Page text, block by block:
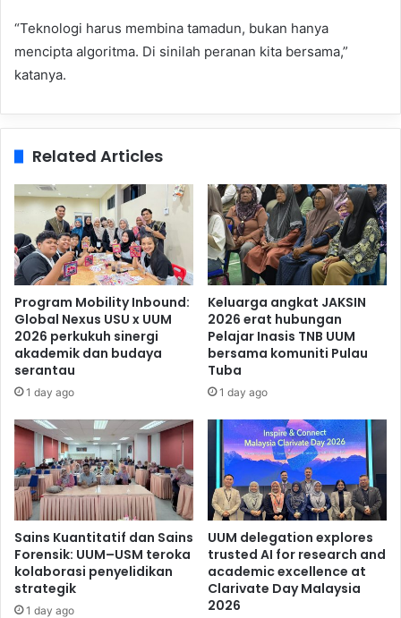
“Teknologi harus membina tamadun, bukan hanya
mencipta algoritma. Di sinilah peranan kita bersama,”
katanya.
Related Articles
Program Mobility Inbound:
Global Nexus USU x UUM
2026 perkukuh sinergi
akademik dan budaya
serantau
1 day ago
Keluarga angkat JAKSIN
2026 erat hubungan
Pelajar Inasis TNB UUM
bersama komuniti Pulau
Tuba
1 day ago
Sains Kuantitatif dan Sains
Forensik: UUM–USM teroka
kolaborasi penyelidikan
strategik
1 day ago
UUM delegation explores
trusted AI for research and
academic excellence at
Clarivate Day Malaysia
2026